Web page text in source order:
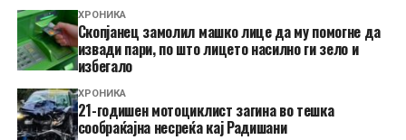
ХРОНИКА
Скопјанец замолил машко лице да му помогне да
извади пари, по што лицето насилно ги зело и
избегало
ХРОНИКА
21-годишен мотоциклист загина во тешка
сообраќајна несреќа кај Радишани